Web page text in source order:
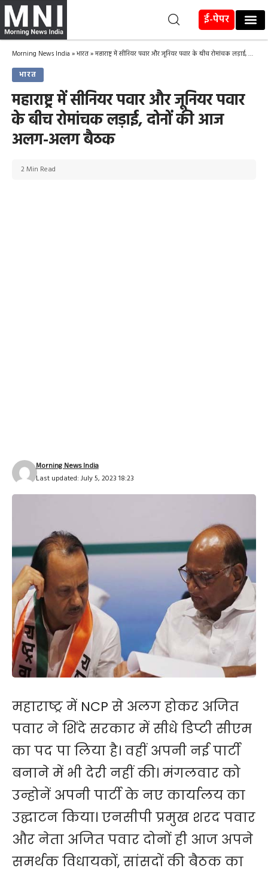
ई-पेपर
Morning News India »भारत»महाराष्ट्र में सीनियर पवार और जूनियर पवार के बीच रोमांचक लड़ाई, दोनों की आज अलग-अलग बैठक
भारत
महाराष्ट्र में सीनियर पवार और जूनियर पवार
के बीच रोमांचक लड़ाई, दोनों की आज
अलग-अलग बैठक
Last updated: July 5, 2023 18:23
Morning News India
2 Min Read
महाराष्ट्र में NCP से अलग होकर अजित
पवार ने शिंदे सरकार में सीधे डिप्टी सीएम
का पद पा लिया है। वहीं अपनी नई पार्टी
बनाने में भी देरी नहीं की। मंगलवार को
उन्होनें अपनी पार्टी के नए कार्यालय का
उद्घाटन किया। एनसीपी प्रमुख शरद पवार
और नेता अजित पवार दोनों ही आज अपने
समर्थक विधायकों, सांसदों की बैठक का